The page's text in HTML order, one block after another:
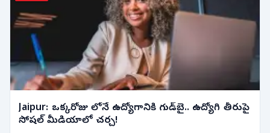
Jaipur: ఒక్కరోజు లోనే ఉద్యోగానికి గుడ్‌బై.. ఉద్యోగి తీరుపై
సోషల్ మీడియాలో చర్చ!